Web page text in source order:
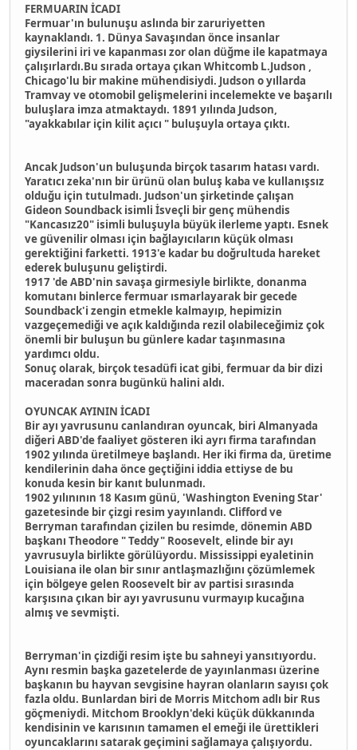
FERMUARIN İCADI
Fermuar'ın bulunuşu aslında bir zaruriyetten
kaynaklandı. 1. Dünya Savaşından önce insanlar
giysilerini iri ve kapanması zor olan düğme ile kapatmaya
çalışırlardı.Bu sırada ortaya çıkan Whitcomb L.Judson ,
Chicago'lu bir makine mühendisiydi. Judson o yıllarda
Tramvay ve otomobil gelişmelerini incelemekte ve başarılı
buluşlara imza atmaktaydı. 1891 yılında Judson,
"ayakkabılar için kilit açıcı " buluşuyla ortaya çıktı.
Ancak Judson'un buluşunda birçok tasarım hatası vardı.
Yaratıcı zeka'nın bir ürünü olan buluş kaba ve kullanışsız
olduğu için tutulmadı. Judson'un şirketinde çalışan
Gideon Soundback isimli İsveçli bir genç mühendis
"Kancasız20" isimli buluşuyla büyük ilerleme yaptı. Esnek
ve güvenilir olması için bağlayıcıların küçük olması
gerektiğini farketti. 1913'e kadar bu doğrultuda hareket
ederek buluşunu geliştirdi.
1917 'de ABD'nin savaşa girmesiyle birlikte, donanma
komutanı binlerce fermuar ısmarlayarak bir gecede
Soundback'i zengin etmekle kalmayıp, hepimizin
vazgeçemediği ve açık kaldığında rezil olabileceğimiz çok
önemli bir buluşun bu günlere kadar taşınmasına
yardımcı oldu.
Sonuç olarak, birçok tesadüfi icat gibi, fermuar da bir dizi
maceradan sonra bugünkü halini aldı.
OYUNCAK AYININ İCADI
Bir ayı yavrusunu canlandıran oyuncak, biri Almanyada
diğeri ABD'de faaliyet gösteren iki ayrı firma tarafından
1902 yılında üretilmeye başlandı. Her iki firma da, üretime
kendilerinin daha önce geçtiğini iddia ettiyse de bu
konuda kesin bir kanıt bulunmadı.
1902 yılınının 18 Kasım günü, 'Washington Evening Star'
gazetesinde bir çizgi resim yayınlandı. Clifford ve
Berryman tarafından çizilen bu resimde, dönemin ABD
başkanı Theodore " Teddy" Roosevelt, elinde bir ayı
yavrusuyla birlikte görülüyordu. Mississippi eyaletinin
Louisiana ile olan bir sınır antlaşmazlığını çözümlemek
için bölgeye gelen Roosevelt bir av partisi sırasında
karşısına çıkan bir ayı yavrusunu vurmayıp kucağına
almış ve sevmişti.
Berryman'in çizdiği resim işte bu sahneyi yansıtıyordu.
Aynı resmin başka gazetelerde de yayınlanması üzerine
başkanın bu hayvan sevgisine hayran olanların sayısı çok
fazla oldu. Bunlardan biri de Morris Mitchom adlı bir Rus
göçmeniydi. Mitchom Brooklyn'deki küçük dükkanında
kendisinin ve karısının tamamen el emeği ile ürettikleri
oyuncaklarını satarak geçimini sağlamaya çalışıyordu.